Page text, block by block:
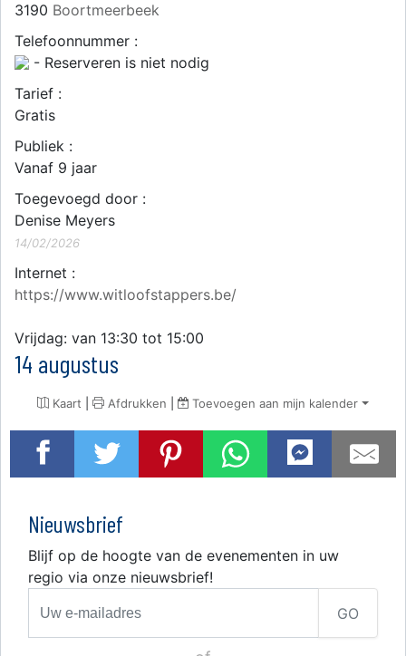
3190 Boortmeerbeek
Telefoonnummer :
- Reserveren is niet nodig
Tarief :
Gratis
Publiek :
Vanaf 9 jaar
Toegevoegd door :
Denise Meyers
14/02/2026
Internet :
https://www.witloofstappers.be/
Vrijdag: van 13:30 tot 15:00
14 augustus
Kaart | Afdrukken | Toevoegen aan mijn kalender
Nieuwsbrief
Blijf op de hoogte van de evenementen in uw
regio via onze nieuwsbrief!
GO